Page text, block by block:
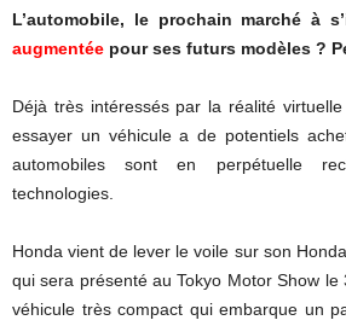
L’automobile, le prochain marché à
augmentée pour ses futurs modèles ?
Déjà très intéressés par la réalité
essayer un véhicule a de potentiels
automobiles sont en perpétuelle
technologies.
Honda vient de lever le voile sur son
qui sera présenté au Tokyo Motor Show le
véhicule très compact qui embarque un